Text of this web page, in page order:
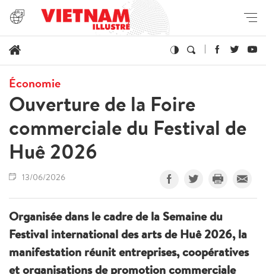
Économie
Ouverture de la Foire
commerciale du Festival de
Huê 2026
13/06/2026
Organisée dans le cadre de la Semaine du
Festival international des arts de Huê 2026, la
manifestation réunit entreprises, coopératives
et organisations de promotion commerciale